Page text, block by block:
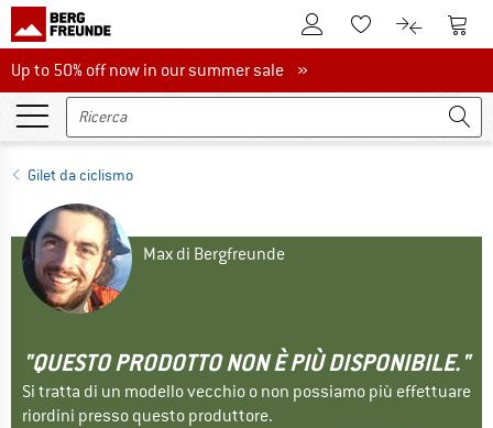
Al conto clienteAlla lista
Al Al
Up to 50% off now in our summer sale
Up to 50% off now in our summer sale »
Gilet da ciclismo
Max di Bergfreunde
"QUESTO PRODOTTO NON È PIÙ DISPONIBILE."
Si tratta di un modello vecchio o non possiamo più effettuare
riordini presso questo produttore.